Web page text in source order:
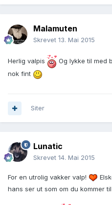
Malamuten
Skrevet 13. Mai 2015
Herlig valpis
Og lykke til med
nok fint
Siter
Lunatic
Skrevet 14. Mai 2015
For en utrolig vakker valp!
hans ser ut som om du kommer